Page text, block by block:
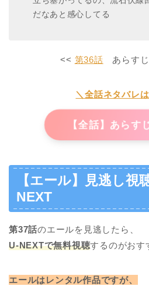
だなあと感心してる
<< 第36話 あらす
＼全話ネタバレ
【全話】あらす
【エール】見逃し視
NEXT
第37話のエールを見逃したら、
U-NEXTで無料視聴するのがおす
エールはレンタル作品ですが、